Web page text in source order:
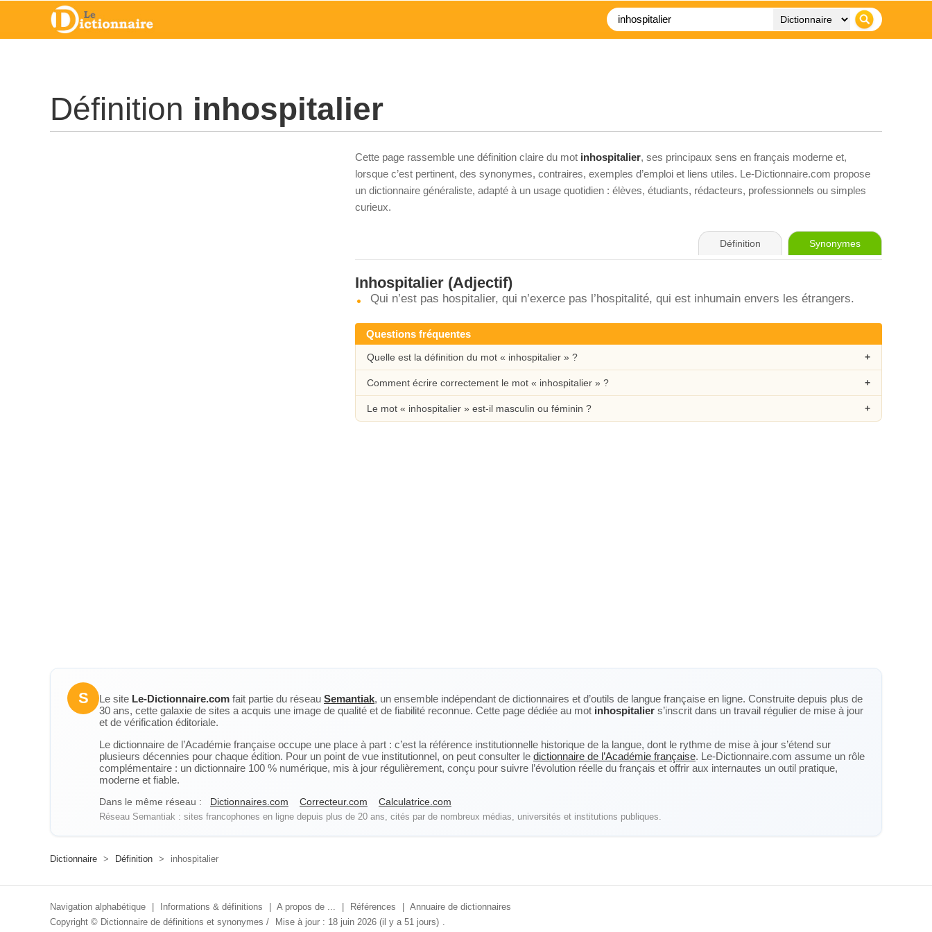
Définition inhospitalier
Cette page rassemble une définition claire du mot inhospitalier, ses principaux sens en français moderne et,
lorsque c’est pertinent, des synonymes, contraires, exemples d’emploi et liens utiles. Le-Dictionnaire.com propose
un dictionnaire généraliste, adapté à un usage quotidien : élèves, étudiants, rédacteurs, professionnels ou simples
curieux.
Définition Synonymes
Inhospitalier (Adjectif)
Qui n’est pas hospitalier, qui n’exerce pas l’hospitalité, qui est inhumain envers les étrangers.
Questions fréquentes
Quelle est la définition du mot « inhospitalier » ?
Comment écrire correctement le mot « inhospitalier » ?
Le mot « inhospitalier » est-il masculin ou féminin ?
S Le site Le-Dictionnaire.com fait partie du réseau Semantiak, un ensemble indépendant de dictionnaires et d’outils de langue française en ligne. Construite depuis plus de
30 ans, cette galaxie de sites a acquis une image de qualité et de fiabilité reconnue. Cette page dédiée au mot inhospitalier s’inscrit dans un travail régulier de mise à jour
et de vérification éditoriale.
Le dictionnaire de l’Académie française occupe une place à part : c’est la référence institutionnelle historique de la langue, dont le rythme de mise à jour s’étend sur
plusieurs décennies pour chaque édition. Pour un point de vue institutionnel, on peut consulter le dictionnaire de l’Académie française. Le-Dictionnaire.com assume un rôle
complémentaire : un dictionnaire 100 % numérique, mis à jour régulièrement, conçu pour suivre l’évolution réelle du français et offrir aux internautes un outil pratique,
moderne et fiable.
Dans le même réseau : Dictionnaires.com Correcteur.com Calculatrice.com
Réseau Semantiak : sites francophones en ligne depuis plus de 20 ans, cités par de nombreux médias, universités et institutions publiques.
Dictionnaire > Définition > inhospitalier
Navigation alphabétique Informations & définitions A propos de ... Références
Annuaire de dictionnaires
Copyright © Dictionnaire de définitions et synonymes / Mise à jour : 18 juin 2026 (il y a 51 jours) .